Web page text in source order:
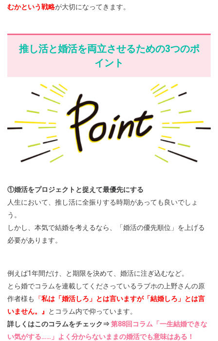
むかという戦略が大切になってきます。
推し活と婚活を両立させるための3つのポ
イント
①婚活をプロジェクトと捉えて最優先にする
人生において、推し活に全振りする時期があっても良いでしょ
う。
しかし、本気で結婚を考えるなら、「婚活の優先順位」を上げる
必要があります。
例えば1年間だけ、と期限を決めて、婚活に注ぎ込むなど。
とら婚でコラムを連載してくださっているラブホの上野さんの原
作者様も
『私は「婚活しろ」とは言いますが「結婚しろ」とは言
いません。』
とコラム内で仰っています。
詳しくはこのコラムをチェック⇒第88回コラム「一生結婚できな
い気がする……」よく分からないままの婚活でも意味はある！